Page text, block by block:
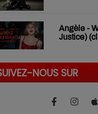
Angèle -
Justice)
NOUS SUR